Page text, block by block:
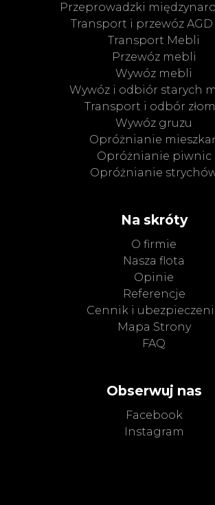
Przeprowadzki
Transport i przewóz AGD
Transport Mebli
Przewóz mebli
Wywóz mebli
Wywóz i odbiór starych
Transport i odbór
Wywóz gruzu
Opróżnianie
Opróżnianie piwnic
Opróżnianie
Na skróty
O firmie
Nasza flota
Opinie
Referencje
Cennik i
Mapa Strony
FAQ
Obserwuj nas
Facebook
Instagram